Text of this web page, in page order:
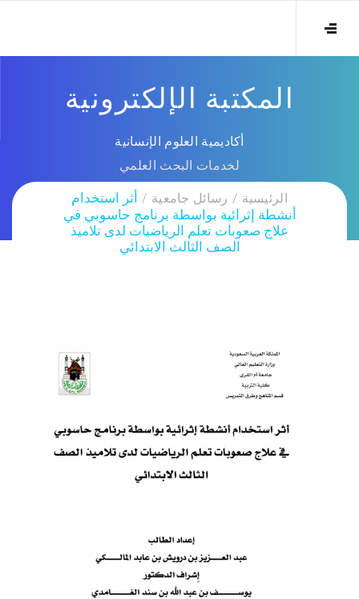
المكتبة الإلكترونية
أكاديمية العلوم الإنسانية
لخدمات البحث العلمي
الرئيسية رسائل جامعية
أثر استخدام
أنشطة إثرائية بواسطة برنامج حاسوبي في
علاج صعوبات تعلم الرياضيات لدى تلاميذ
الصف الثالث الابتدائي